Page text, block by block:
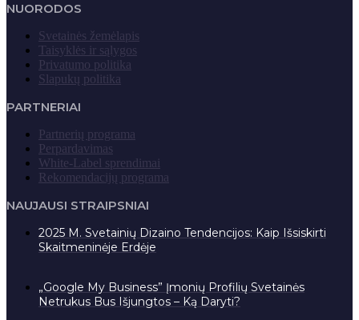
NUORODOS
Svetainės žemėlapis
Taisyklės ir sąlygos
Privatumo politika
Slapukų politika
PARTNERIAI
Partnerių programa
Perpardavimas
White-Label sprendimai
Rekomendacijų programa
NAUJAUSI STRAIPSNIAI
2025 M. Svetainių Dizaino Tendencijos: Kaip Išsiskirti
Skaitmeninėje Erdėje
„Google My Business” Įmonių Profilių Svetainės
Netrukus Bus Išjungtos – Ką Daryti?